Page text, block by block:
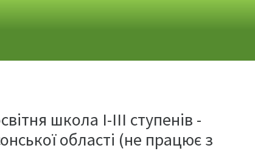
школа І-ІІІ ступенів -
області (не працює з